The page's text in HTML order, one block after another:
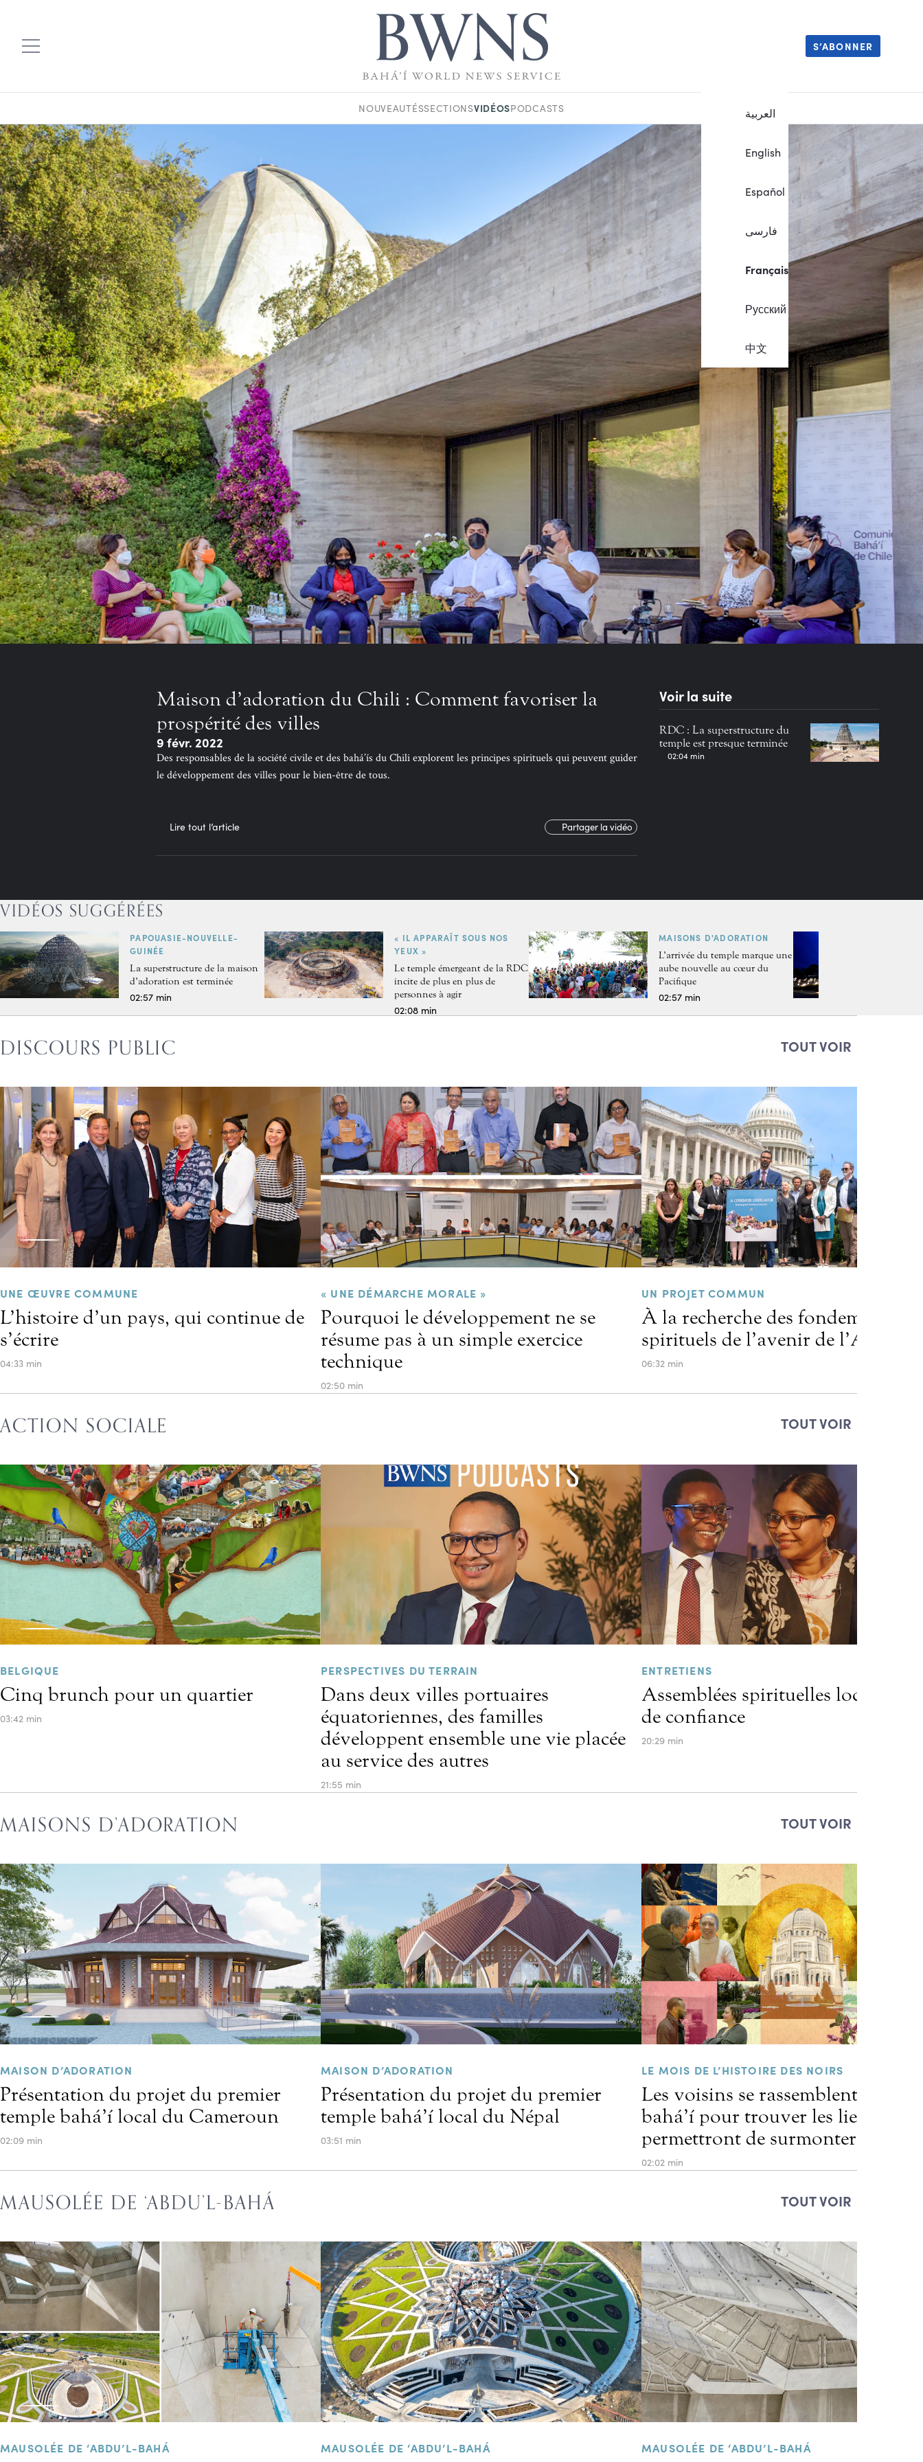
العربية
English
Español
فارسی
Français
Русский
中文
S’ABONNER
NOUVEAUTÉSSECTIONSVIDÉOSPODCASTS
Maison d’adoration du Chili : Comment favoriser la
prospérité des villes
9 févr. 2022
Des responsables de la société civile et des bahá’ís du Chili explorent les principes spirituels qui peuvent guider
le développement des villes pour le bien-être de tous.
Lire tout l’article Partager la vidéo
Voir la suite
RDC : La superstructure du
temple est presque terminée
02:04 min
VIDÉOS SUGGÉRÉES
PAPOUASIE-NOUVELLE-
GUINÉE
La superstructure de la maison
d’adoration est terminée
02:57 min
« IL APPARAÎT SOUS NOS
YEUX »
Le temple émergeant de la RDC
incite de plus en plus de
personnes à agir
02:08 min
MAISONS D'ADORATION
L’arrivée du temple marque une
aube nouvelle au cœur du
Pacifique
02:57 min
DISCOURS PUBLIC TOUT VOIR
UNE ŒUVRE COMMUNE
L’histoire d’un pays, qui continue de
s’écrire
04:33 min
« UNE DÉMARCHE MORALE »
Pourquoi le développement ne se
résume pas à un simple exercice
technique
02:50 min
UN PROJET COMMUN
À la recherche des fondements
spirituels de l’avenir de
06:32 min
ACTION SOCIALE TOUT VOIR
BELGIQUE
Cinq brunch pour un quartier
03:42 min
PERSPECTIVES DU TERRAIN
Dans deux villes portuaires
équatoriennes, des familles
développent ensemble une vie placée
au service des autres
21:55 min
ENTRETIENS
Assemblées spirituelles locales et
de confiance
20:29 min
MAISONS D’ADORATION TOUT VOIR
MAISON D’ADORATION
Présentation du projet du premier
temple bahá’í local du Cameroun
02:09 min
MAISON D’ADORATION
Présentation du projet du premier
temple bahá’í local du Népal
03:51 min
LE MOIS DE L’HISTOIRE DES NOIRS
Les voisins se rassemblent au
bahá’í pour trouver les liens qui
permettront de surmonter les
02:02 min
MAUSOLÉE DE ‘ABDU’L-BAHÁ TOUT VOIR
MAUSOLÉE DE ‘ABDU’L-BAHÁ MAUSOLÉE DE ‘ABDU’L-BAHÁ MAUSOLÉE DE ‘ABDU’L-BAHÁ